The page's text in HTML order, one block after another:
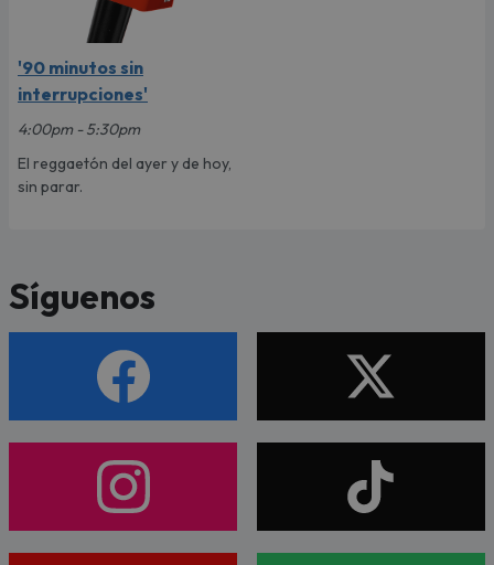
'90 minutos sin
interrupciones'
4:00pm - 5:30pm
El reggaetón del ayer y de hoy,
sin parar.
Síguenos